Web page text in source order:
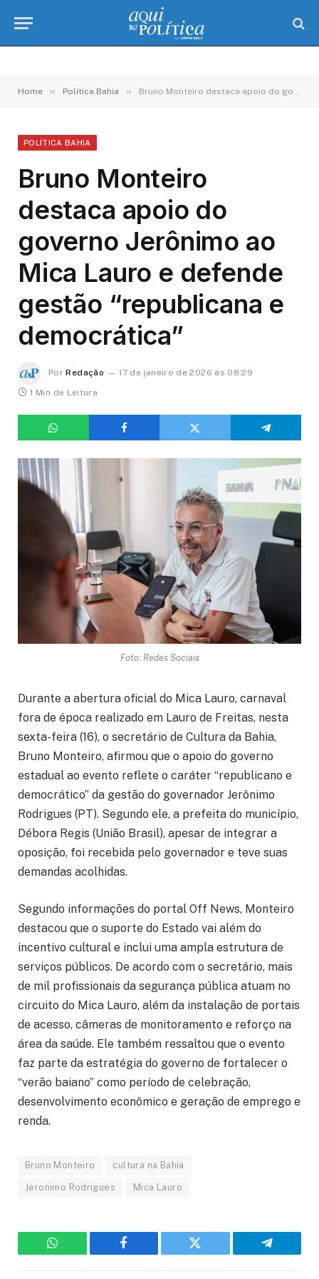
Home » Política Bahia » Bruno Monteiro destaca apoio do governo Jerônimo ao Mica Lauro e defende gestão “republicana e democrática”
POLÍTICA BAHIA
Bruno Monteiro
destaca apoio do
governo Jerônimo ao
Mica Lauro e defende
gestão “republicana e
democrática”
Por Redação
17 de janeiro de 2026 às 08:29
1 Min de Leitura
Foto: Redes Sociais
Durante a abertura oficial do Mica Lauro, carnaval
fora de época realizado em Lauro de Freitas, nesta
sexta-feira (16), o secretário de Cultura da Bahia,
Bruno Monteiro, afirmou que o apoio do governo
estadual ao evento reflete o caráter “republicano e
democrático” da gestão do governador Jerônimo
Rodrigues (PT). Segundo ele, a prefeita do município,
Débora Regis (União Brasil), apesar de integrar a
oposição, foi recebida pelo governador e teve suas
demandas acolhidas.
Segundo informações do portal Off News, Monteiro
destacou que o suporte do Estado vai além do
incentivo cultural e inclui uma ampla estrutura de
serviços públicos. De acordo com o secretário, mais
de mil profissionais da segurança pública atuam no
circuito do Mica Lauro, além da instalação de portais
de acesso, câmeras de monitoramento e reforço na
área da saúde. Ele também ressaltou que o evento
faz parte da estratégia do governo de fortalecer o
“verão baiano” como período de celebração,
desenvolvimento econômico e geração de emprego e
renda.
Bruno Monteiro cultura na Bahia
Jeronimo Rodrigues Mica Lauro
WhatsApp Facebook Twitter Telegram